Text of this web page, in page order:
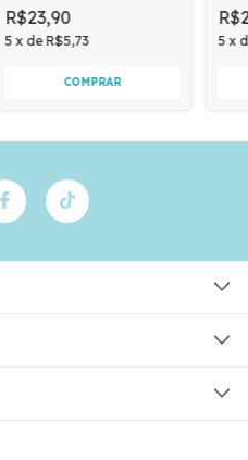
DE MEL
R$23,90
5 xdeR$5,73 5 x